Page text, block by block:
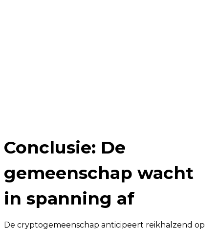
Conclusie: De
gemeenschap wacht
in spanning af
De cryptogemeenschap anticipeert reikhalzend op